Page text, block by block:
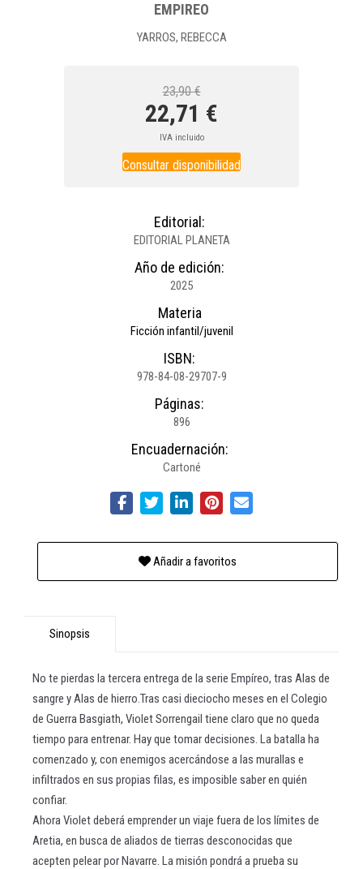
EMPIREO
YARROS, REBECCA
23,90 €
22,71 €
IVA incluido
Consultar disponibilidad
Editorial:
EDITORIAL PLANETA
Año de edición:
2025
Materia
Ficción infantil/juvenil
ISBN:
978-84-08-29707-9
Páginas:
896
Encuadernación:
Cartoné
Añadir a favoritos
Sinopsis
No te pierdas la tercera entrega de la serie Empíreo, tras Alas de
sangre y Alas de hierro.Tras casi dieciocho meses en el Colegio
de Guerra Basgiath, Violet Sorrengail tiene claro que no queda
tiempo para entrenar. Hay que tomar decisiones. La batalla ha
comenzado y, con enemigos acercándose a las murallas e
infiltrados en sus propias filas, es imposible saber en quién
confiar.
Ahora Violet deberá emprender un viaje fuera de los límites de
Aretia, en busca de aliados de tierras desconocidas que
acepten pelear por Navarre. La misión pondrá a prueba su